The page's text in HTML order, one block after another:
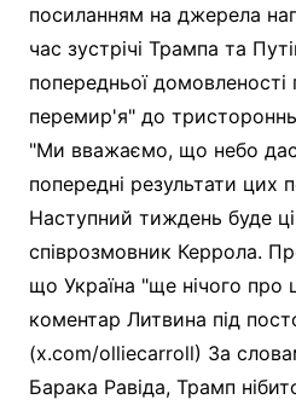
посиланням на джерела
час зустрічі Трампа та
попередньої домовленості
перемир'я" до
"Ми вважаємо, що небо
попередні результати цих
Наступний тиждень буде
співрозмовник Керрола.
що Україна "ще нічого про
коментар Литвина під
(x.com/olliecarroll) За
Барака Равіда, Трамп